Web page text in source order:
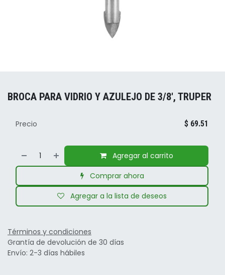
BROCA PARA VIDRIO Y AZULEJO DE 3/8', TRUPER
Agregar al carrito
Comprar ahora
Agregar a la lista de deseos
Precio $ 69.51
Términos y condiciones
Grantía de devolución de 30 días
Envío: 2-3 días hábiles